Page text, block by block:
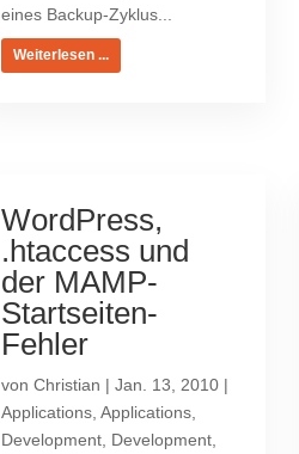
eines Backup-Zyklus...
Weiterlesen ...
WordPress,
.htaccess und
der MAMP-
Startseiten-
Fehler
vonChristian |Jan. 13, 2010 |
Applications ,Applications
Development Development